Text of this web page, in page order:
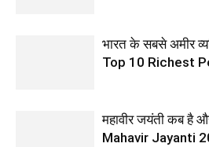
भारत के सबसे अमीर
Top 10 Richest
महावीर जयंती कब है
Mahavir Jayanti